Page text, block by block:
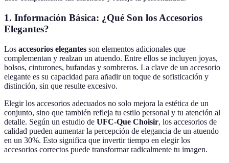
1. Información Básica: ¿Qué Son los Accesorios
Elegantes?
Los accesorios elegantes son elementos adicionales que
complementan y realzan un atuendo. Entre ellos se incluyen joyas,
bolsos, cinturones, bufandas y sombreros. La clave de un accesorio
elegante es su capacidad para añadir un toque de sofisticación y
distinción, sin que resulte excesivo.
Elegir los accesorios adecuados no solo mejora la estética de un
conjunto, sino que también refleja tu estilo personal y tu atención al
detalle. Según un estudio de UFC-Que Choisir, los accesorios de
calidad pueden aumentar la percepción de elegancia de un atuendo
en un 30%. Esto significa que invertir tiempo en elegir los
accesorios correctos puede transformar radicalmente tu imagen.